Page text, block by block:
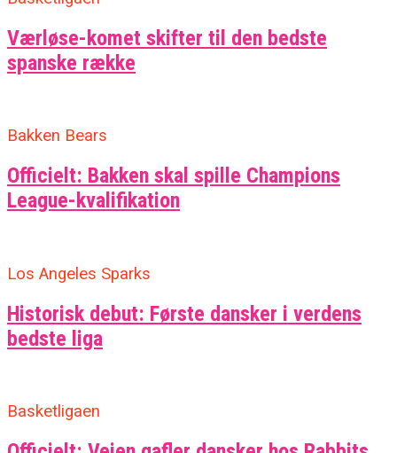
Værløse-komet skifter til den bedste
spanske række
Bakken Bears
Officielt: Bakken skal spille Champions
League-kvalifikation
Los Angeles Sparks
Historisk debut: Første dansker i verdens
bedste liga
Basketligaen